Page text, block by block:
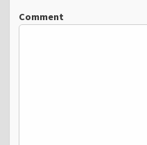
Comment